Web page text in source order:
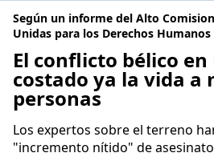
Según un informe del Alto
Unidas para los Derechos Humanos
El conflicto bélico
costado ya la vida a
personas
Los expertos sobre el terreno
"incremento nítido" de